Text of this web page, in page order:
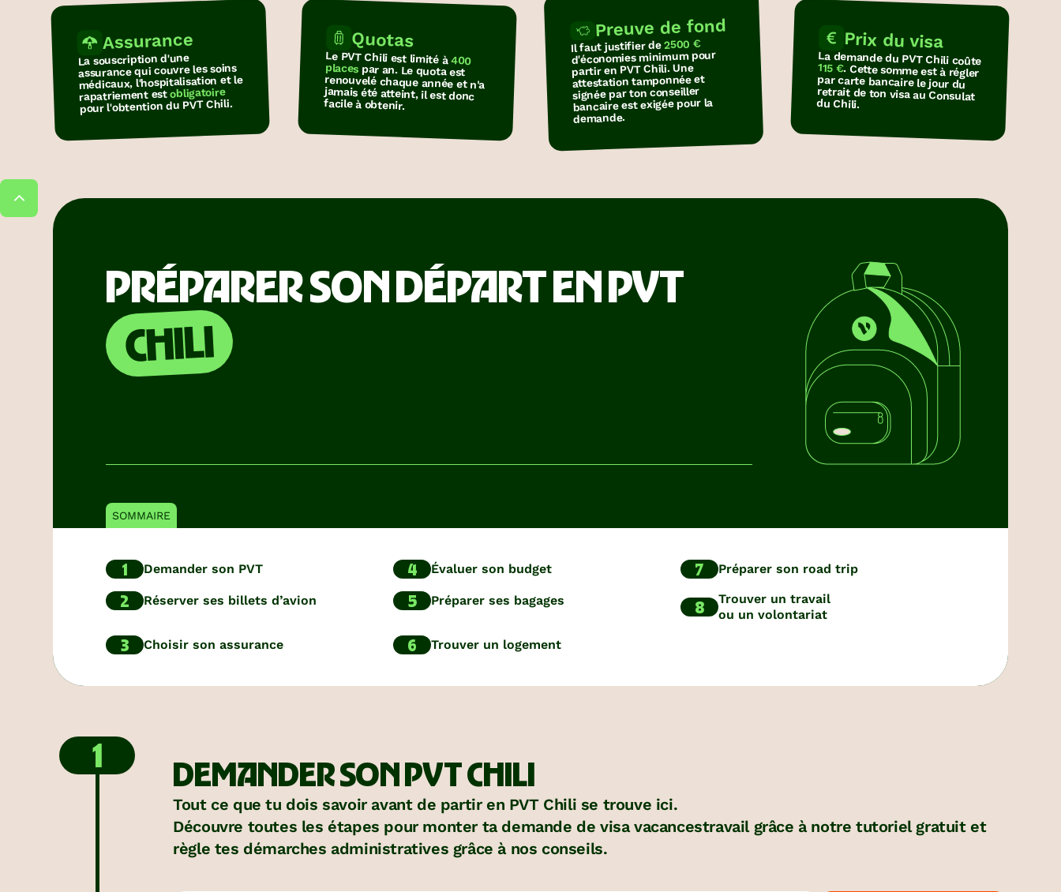
Assurance
La souscription d'une
assurance qui couvre les soins
médicaux, l'hospitalisation et le
rapatriement estobligatoire
pour l'obtention du PVT Chili.
Quotas
Le PVT Chili est limité à400
placespar an. Le quota est
renouvelé chaque année et n'a
jamais été atteint, il est donc
facile à obtenir.
Preuve de fond
Il faut justifier de2500 €
d'économies minimum pour
partir en PVT Chili. Une
attestation tamponnée et
signée par ton conseiller
bancaire est exigée pour la
demande.
Prix du visa
La demande du PVT Chili coûte
115 €. Cette somme est à régler
par carte bancaire le jour du
retrait de ton visa au Consulat
du Chili.
PRÉPARER SON DÉPART EN PVT
CHILI
SOMMAIRE
1 Demander son PVT
2 Réserver ses billets d’avion
3 Choisir son assurance
4 Évaluer son budget
5 Préparer ses bagages
6 Trouver un logement
7 Préparer son road trip
8
Trouver un travail
ou un volontariat
1 DEMANDER SON PVT CHILI
Tout ce que tu dois savoir avant de partir en PVT Chili se trouve ici.
Découvre toutes les étapes pour monter ta demande de visa vacancestravail grâce à notre tutoriel gratuit et
règle tes démarches administratives grâce à nos conseils.